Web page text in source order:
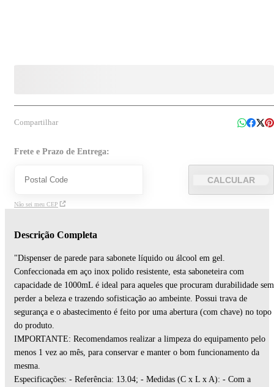
Compartilhar
Frete e Prazo de Entrega:
CALCULAR
Não sei meu CEP
Descrição Completa
"Dispenser de parede para sabonete líquido ou álcool em gel.
Confeccionada em aço inox polido resistente, esta saboneteira com
capacidade de 1000mL é ideal para aqueles que procuram durabilidade sem
perder a beleza e trazendo sofisticação ao ambeinte. Possui trava de
segurança e o abastecimento é feito por uma abertura (com chave) no topo
do produto.
IMPORTANTE: Recomendamos realizar a limpeza do equipamento pelo
menos 1 vez ao mês, para conservar e manter o bom funcionamento da
mesma.
Especificações: - Referência: 13.04; - Medidas (C x L x A): - Com a